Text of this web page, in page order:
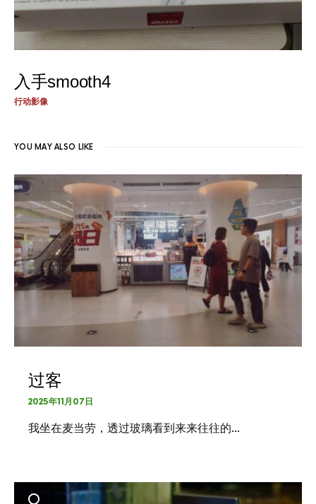
入手smooth4
行动影像
YOU MAY ALSO LIKE
过客
2025年11月07日
我坐在麦当劳，透过玻璃看到来来往往的…